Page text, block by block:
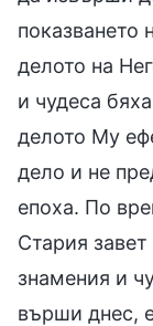
показването
делото на
и чудеса
делото Му
дело и не
епоха. По
Стария
знамения и
върши днес,